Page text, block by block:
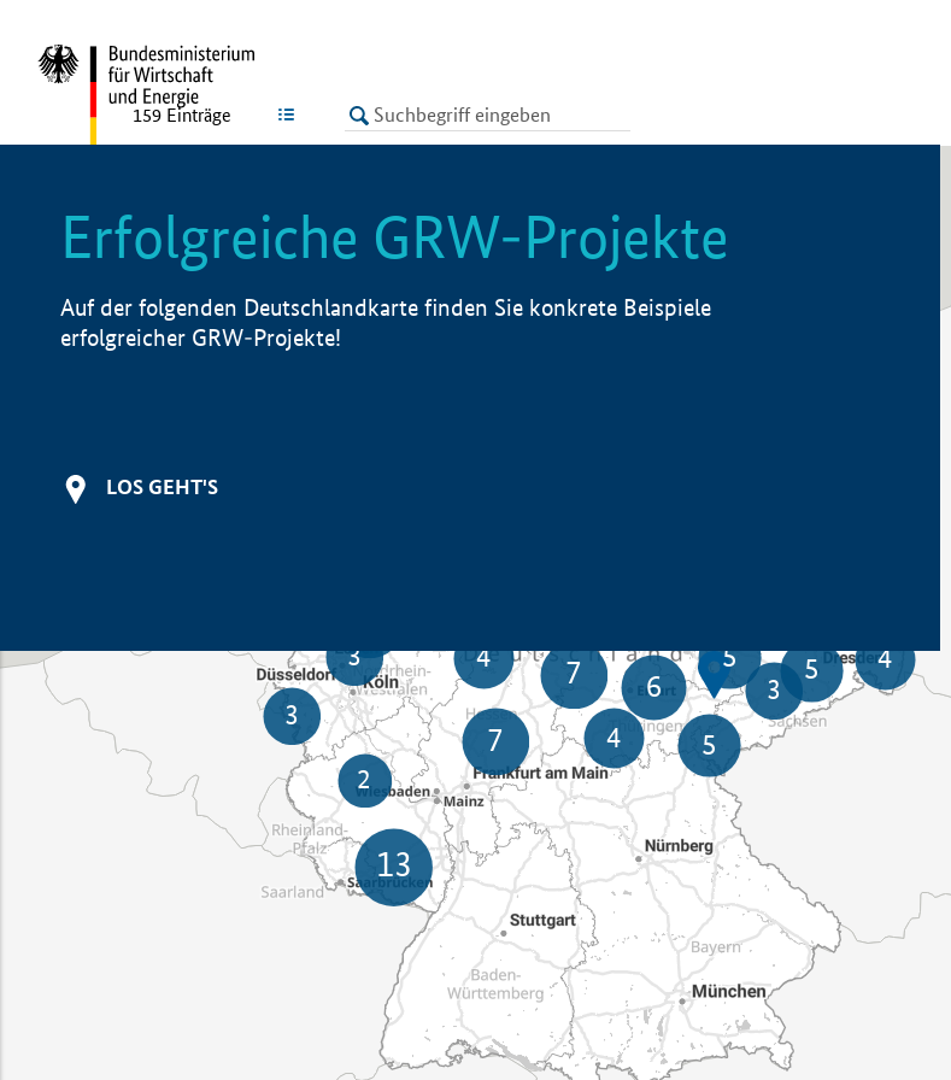
LISTE
159 Einträge
Erfolgreiche GRW-Projekte
Auf der folgenden Deutschlandkarte finden Sie konkrete Beispiele
erfolgreicher GRW-Projekte!
LOS GEHT'S